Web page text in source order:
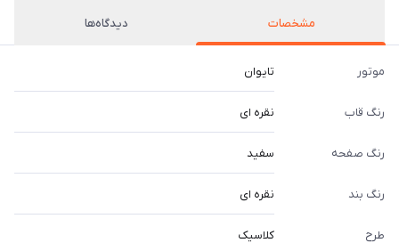
مشخصات دیدگاه‌ها
موتور تایوان
رنگ قاب نقره ای
رنگ صفحه سفید
رنگ بند نقره ای
طرح کلاسیک